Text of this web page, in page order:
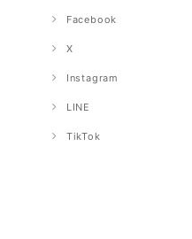
Facebook
X
Instagram
LINE
TikTok